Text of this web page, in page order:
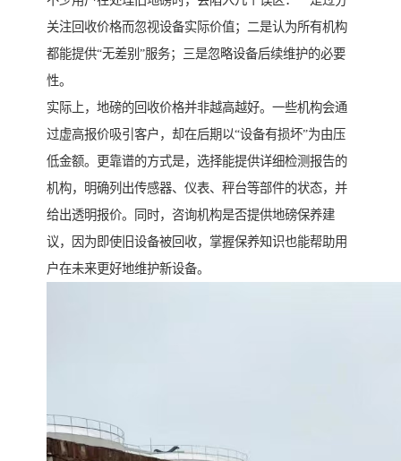
关注回收价格而忽视设备实际价值；二是认为所有机构
都能提供“无差别”服务；三是忽略设备后续维护的必要
性。
实际上，地磅的回收价格并非越高越好。一些机构会通
过虚高报价吸引客户，却在后期以“设备有损坏”为由压
低金额。更靠谱的方式是，选择能提供详细检测报告的
机构，明确列出传感器、仪表、秤台等部件的状态，并
给出透明报价。同时，咨询机构是否提供地磅保养建
议，因为即使旧设备被回收，掌握保养知识也能帮助用
户在未来更好地维护新设备。